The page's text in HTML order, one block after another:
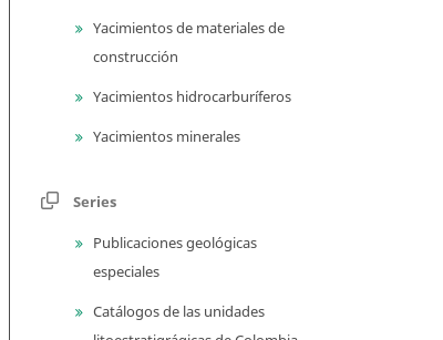
Yacimientos de materiales de
construcción
Yacimientos hidrocarburíferos
Yacimientos minerales
Series
Publicaciones geológicas
especiales
Catálogos de las unidades